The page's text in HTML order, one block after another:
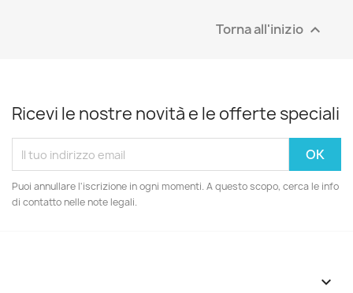
Torna all'inizio 
Ricevi le nostre novità e le offerte speciali
Puoi annullare l'iscrizione in ogni momenti. A questo scopo, cerca le info
di contatto nelle note legali.
